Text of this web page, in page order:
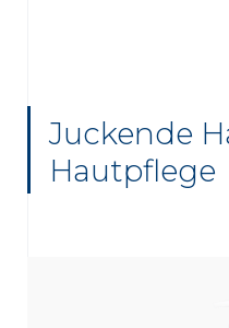
Juckende
Hautpflege